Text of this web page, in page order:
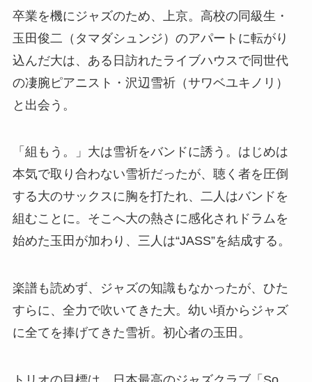
卒業を機にジャズのため、上京。高校の同級生・
玉田俊二（タマダシュンジ）のアパートに転がり
込んだ大は、ある日訪れたライブハウスで同世代
の凄腕ピアニスト・沢辺雪祈（サワベユキノリ）
と出会う。
「組もう。」大は雪祈をバンドに誘う。はじめは
本気で取り合わない雪祈だったが、聴く者を圧倒
する大のサックスに胸を打たれ、二人はバンドを
組むことに。そこへ大の熱さに感化されドラムを
始めた玉田が加わり、三人は“JASS”を結成する。
楽譜も読めず、ジャズの知識もなかったが、ひた
すらに、全力で吹いてきた大。幼い頃からジャズ
に全てを捧げてきた雪祈。初心者の玉田。